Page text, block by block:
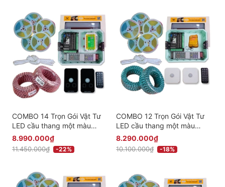
COMBO 14 Trọn Gói Vật Tư
LED cầu thang một màu
thông minh Cao Cấp - Có
điều khiển qua app - Phiên
bản Cảm Biến Âm
8.990.000₫
11.450.000₫ -22%
COMBO 12 Trọn Gói Vật Tư
LED cầu thang một màu
thông minh Cao Cấp - Phiên
bản Cảm Biến Nổi
8.290.000₫
10.100.000₫ -18%